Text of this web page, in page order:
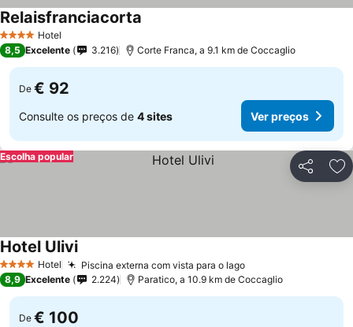
4 EstrelasHotel
Relaisfranciacorta
8,5 Excelente 3.216 Corte Franca, a 9.1 km de Coccaglio
De € 92
Consulte os preços de 4 sites Ver preços
Partilhar
Escolha popular
4 EstrelasHotel Piscina externa com vista para o lagoVer preços
Hotel UliviVer preços
8,9 Excelente 2.224 Paratico, a 10.9 km de Coccaglio
De € 100